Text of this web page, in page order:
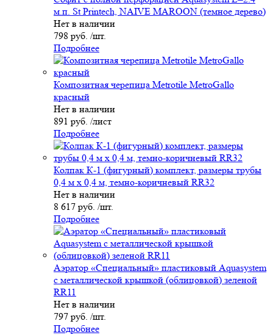
м.п. St Printech, NAIVE MAROON (темное дерево)
Нет в наличии
798 руб. /шт.
Подробнее
Композитная черепица Metrotile MetroGallo
красный
Нет в наличии
891 руб. /лист
Подробнее
Колпак К-1 (фигурный) комплект, размеры трубы
0,4 м х 0,4 м, темно-коричневый RR32
Нет в наличии
8 617 руб. /шт.
Подробнее
Аэратор «Специальный» пластиковый Aquasystem
с металлической крышкой (облицовкой) зеленой
RR11
Нет в наличии
797 руб. /шт.
Подробнее